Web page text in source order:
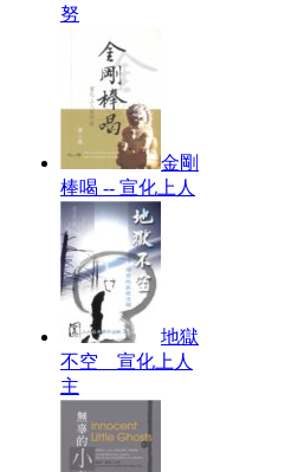
努
金剛
棒喝 -- 宣化上人
地獄
不空 宣化上人
主